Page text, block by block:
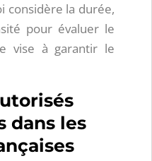
considère la durée,
pour évaluer le
vise à garantir le
dans les